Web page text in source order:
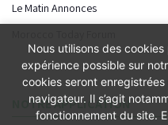
Le Matin Annonces
NOTRE APPLICATION
Nous utilisons des
expérience possible sur
cookies seront
navigateur. Il s’agit
fonctionnement du site.